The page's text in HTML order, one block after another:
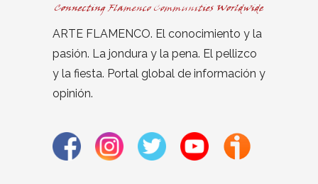
ARTE FLAMENCO. El conocimiento y la
pasión. La jondura y la pena. El pellizco
y la fiesta. Portal global de información y
opinión.